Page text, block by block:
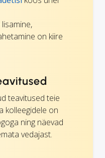
on kiire
teavitused teie
kolleegidele on
ning näevad
vedajast.